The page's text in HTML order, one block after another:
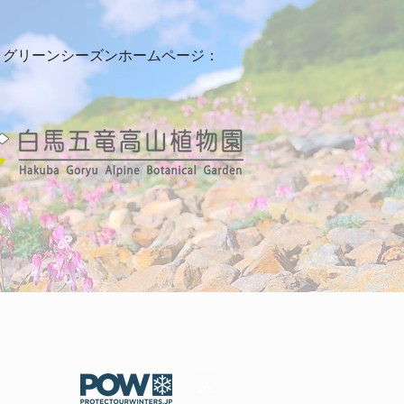
グリーンシーズンホームページ：